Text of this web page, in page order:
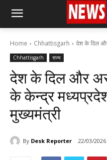
Home Chhattisgarh देश के दिल
Chhattisgarh राज्य
देश के दिल और
के केन्द्र
मुख्यमंत्री
By Desk Reporter 22/03/2026